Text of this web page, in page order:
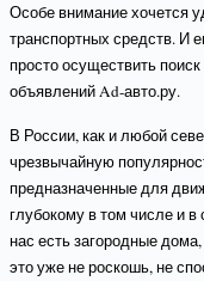
Особе внимание хочется
транспортных средств. И
просто осуществить
объявлений Ad-авто.ру.
В России, как и любой
чрезвычайную
предназначенные для
глубокому в том числе и
нас есть загородные
это уже не роскошь, не